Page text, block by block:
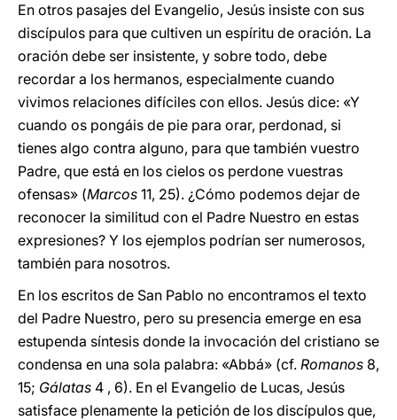
En otros pasajes del Evangelio, Jesús insiste con sus
discípulos para que cultiven un espíritu de oración. La
oración debe ser insistente, y sobre todo, debe
recordar a los hermanos, especialmente cuando
vivimos relaciones difíciles con ellos. Jesús dice: «Y
cuando os pongáis de pie para orar, perdonad, si
tienes algo contra alguno, para que también vuestro
Padre, que está en los cielos os perdone vuestras
ofensas» (Marcos 11, 25). ¿Cómo podemos dejar de
reconocer la similitud con el Padre Nuestro en estas
expresiones? Y los ejemplos podrían ser numerosos,
también para nosotros.
En los escritos de San Pablo no encontramos el texto
del Padre Nuestro, pero su presencia emerge en esa
estupenda síntesis donde la invocación del cristiano se
condensa en una sola palabra: «Abbá» (cf. Romanos 8,
15; Gálatas 4 , 6). En el Evangelio de Lucas, Jesús
satisface plenamente la petición de los discípulos que,